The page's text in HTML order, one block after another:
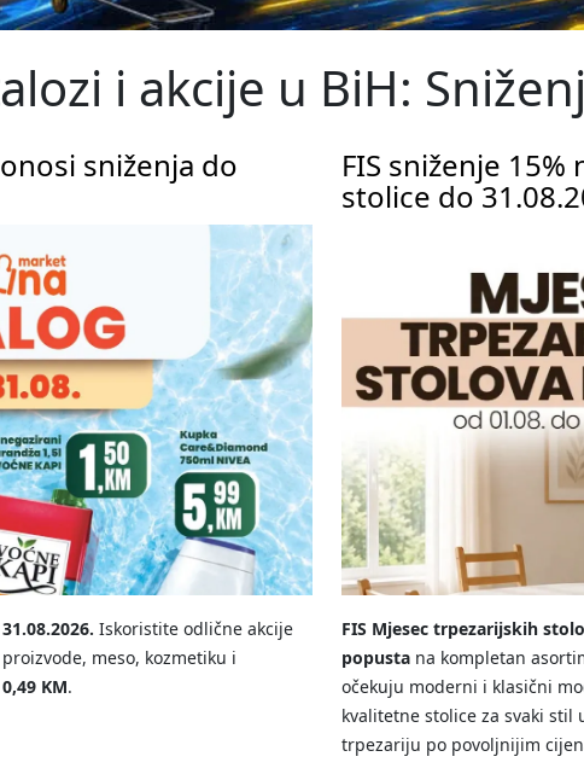
i akcije u BiH:
sniženja do
Iskoristite odlične akcije
meso, kozmetiku i
0,49 KM.
FIS sniženje
stolice do
FIS Mjesec trpezarijskih
popusta na kompletan
očekuju moderni i klasični
kvalitetne stolice za svaki
trpezariju po povoljnijim